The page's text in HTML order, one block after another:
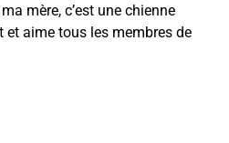
mère, c’est une chienne
et aime tous les membres de